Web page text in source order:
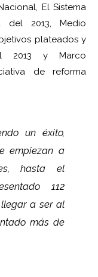
El Sistema
2013, Medio
plateados y
2013 y Marco
de reforma
un éxito,
empiezan a
hasta el
112
a ser al
más de